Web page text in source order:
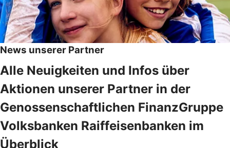
News unserer Partner
Alle Neuigkeiten und Infos über
Aktionen unserer Partner in der
Genossenschaftlichen FinanzGruppe
Volksbanken Raiffeisenbanken im
Überblick